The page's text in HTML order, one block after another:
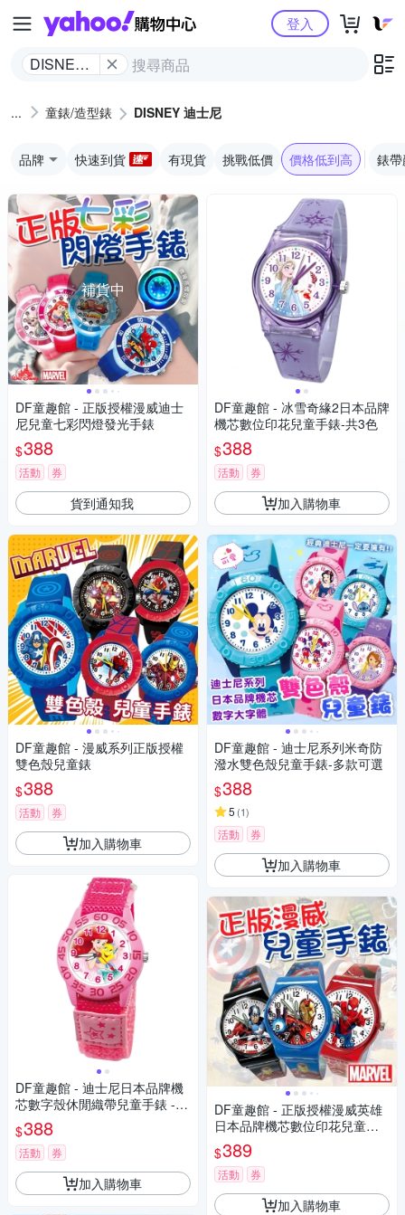
Yahoo購物中心
DISNEY
登入
童錶/造型錶 DISNEY 迪士尼
品牌 快速到貨 有現貨 挑戰低價 價格低到高 錶
補貨中
DF童趣館 - 正版授權漫威迪士
尼兒童七彩閃燈發光手錶
$388
活動 券
貨到通知我
DF童趣館 - 漫威系列正版授權
雙色殼兒童錶
$388
活動 券
加入購物車
DF童趣館 - 迪士尼日本品牌機
芯數字殼休閒織帶兒童手錶 -
多款可選
$388
活動 券
加入購物車
DF童趣館 - 冰雪奇緣2日本品牌
機芯數位印花兒童手錶-共3色
$388
活動 券
加入購物車
DF童趣館 - 迪士尼系列米奇防
潑水雙色殼兒童手錶-多款可選
$388
5 (1)
活動 券
加入購物車
DF童趣館 - 正版授權漫威英雄
日本品牌機芯數位印花兒童手
錶
$389
活動 券
加入購物車